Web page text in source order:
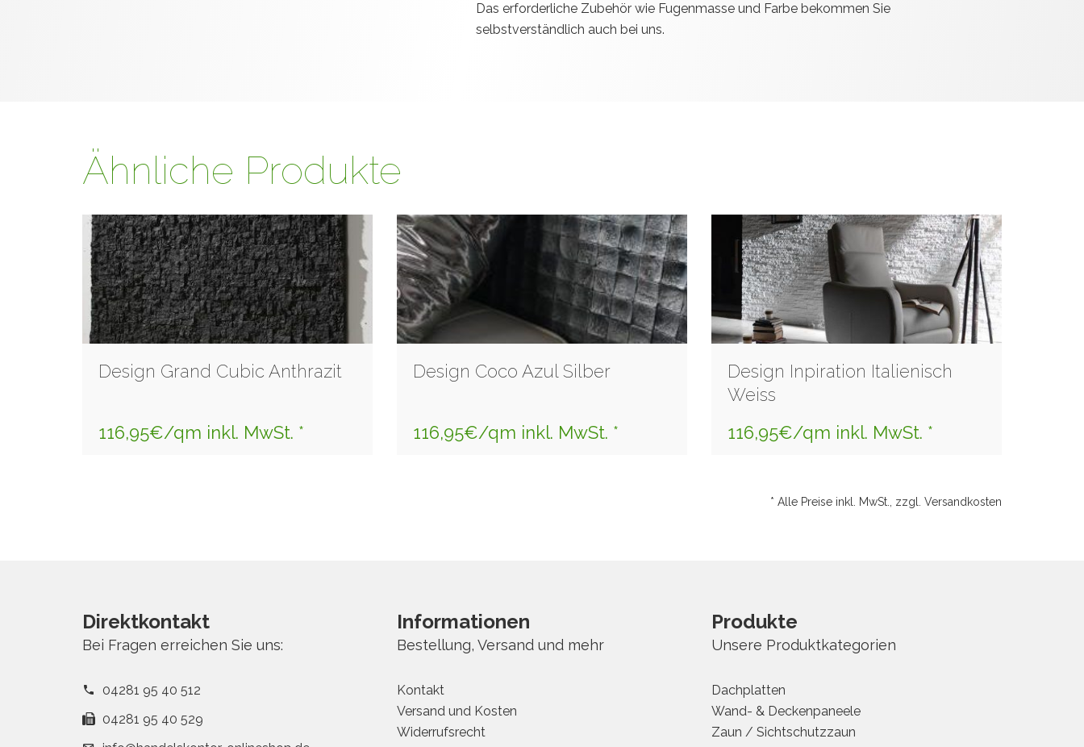
Das erforderliche Zubehör wie Fugenmasse und Farbe bekommen Sie
selbstverständlich auch bei uns.
Ähnliche Produkte
Design Grand Cubic Anthrazit
116,95€/qm inkl. MwSt. *
Design Coco Azul Silber
116,95€/qm inkl. MwSt. *
Design Inpiration Italienisch
Weiss
116,95€/qm inkl. MwSt. *
* Alle Preise inkl. MwSt., zzgl. Versandkosten
Direktkontakt
Bei Fragen erreichen Sie uns:
04281 95 40 512
04281 95 40 529
Informationen
Bestellung, Versand und mehr
Kontakt
Versand und Kosten
Widerrufsrecht
Produkte
Unsere Produktkategorien
Dachplatten
Wand- & Deckenpaneele
Zaun / Sichtschutzzaun